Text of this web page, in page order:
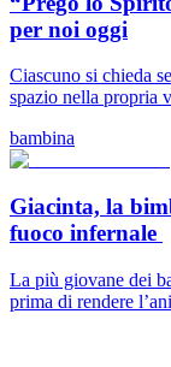
per noi oggi
Ciascuno si chieda
spazio nella propria
bambina
Giacinta, la
fuoco infernale
La più giovane dei
prima di rendere